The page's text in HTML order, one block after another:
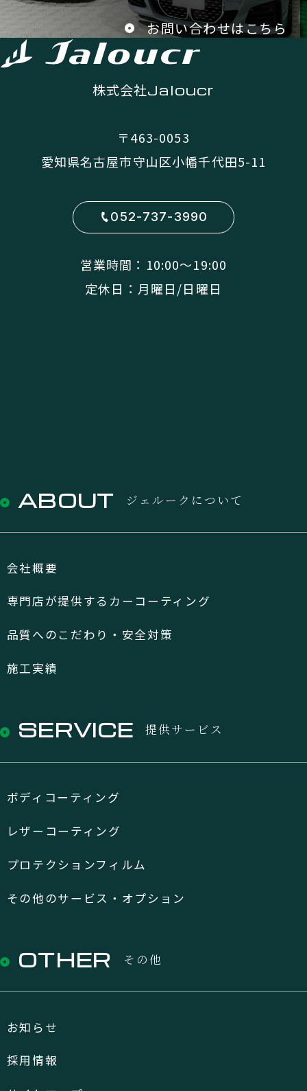
お問い合わせはこちら
株式会社Jaloucr
〒463-0053
愛知県名古屋市守山区小幡千代田5-11
052-737-3990
営業時間：10:00〜19:00
定休日：月曜日/日曜日
ABOUT ジェルークについて
会社概要
専門店が提供するカーコーティング
品質へのこだわり・安全対策
施工実績
SERVICE 提供サービス
ボディコーティング
レザーコーティング
プロテクションフィルム
その他のサービス・オプション
OTHER その他
お知らせ
採用情報